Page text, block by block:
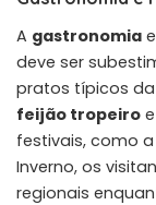
A gastronomia
deve ser
pratos típicos
feijão tropeiro
festivais, como
Inverno, os
regionais